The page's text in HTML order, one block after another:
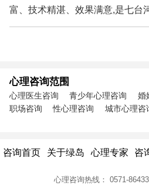
富、技术精湛、效果满意,是七台
河心理医生...
心理咨询范围
心理医生咨询 青少年心理咨询 婚
职场咨询
性心理咨询 城市心理咨
咨询首页 关于绿岛 心理专家 咨
心理咨询热线： 0571-